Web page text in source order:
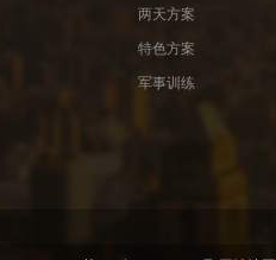
两天方案
特色方案
军事训练